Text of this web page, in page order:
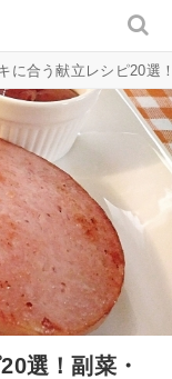
に合う献立レシピ20選
選！副菜・